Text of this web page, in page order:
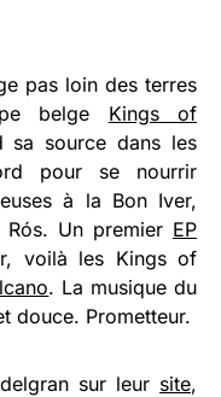
pas loin des terres
belge Kings of
sa source dans les
pour se nourrir
à la Bon Iver,
Un premier EP
voilà les Kings of
. La musique du
douce. Prometteur.
sur leur site,